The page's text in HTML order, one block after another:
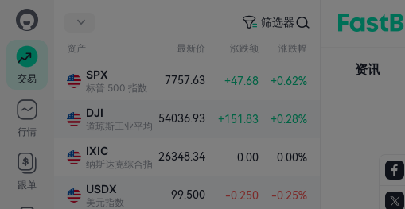
交易
行情
跟单
筛选器
资产 最新价 涨跌额 涨跌幅
SPX
标普 500 指数
7757.63 +47.68 +0.62%
DJI
道琼斯工业平均指数
54036.93 +151.83 +0.28%
IXIC
纳斯达克综合指数
26348.34 0.00 0.00%
USDX
美元指数
99.500 -0.250 -0.25%
搜索
资讯